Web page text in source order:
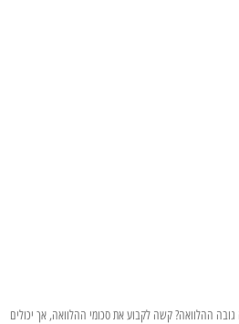
עד 250 אלף שקל מה גובה ההלוואה? קשה לקבוע את סכומי ההלוואה, אך יכולים